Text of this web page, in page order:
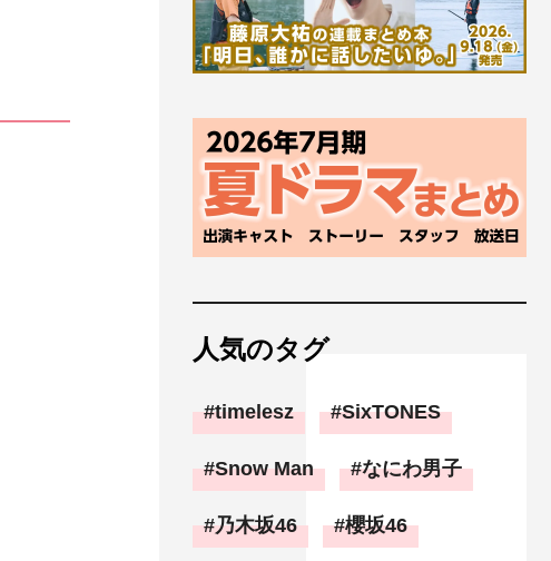
人気のタグ
timelesz SixTONES
Snow Man なにわ男子
乃木坂46 櫻坂46